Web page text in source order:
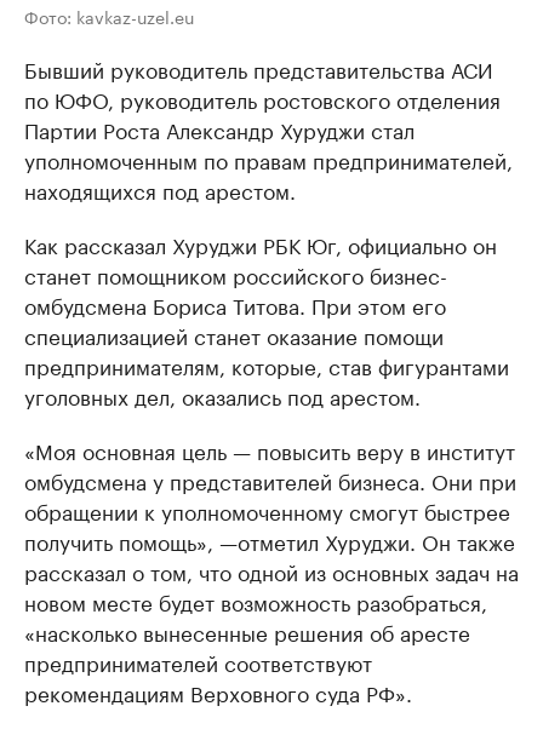
Фото: kavkaz-uzel.eu
Бывший руководитель представительства АСИ
по ЮФО, руководитель ростовского отделения
Партии Роста Александр Хуруджи стал
уполномоченным по правам предпринимателей,
находящихся под арестом.
Как рассказал Хуруджи РБК Юг, официально он
станет помощником российского бизнес-
омбудсмена Бориса Титова. При этом его
специализацией станет оказание помощи
предпринимателям, которые, став фигурантами
уголовных дел, оказались под арестом.
«Моя основная цель — повысить веру в институт
омбудсмена у представителей бизнеса. Они при
обращении к уполномоченному смогут быстрее
получить помощь», —отметил Хуруджи. Он также
рассказал о том, что одной из основных задач на
новом месте будет возможность разобраться,
«насколько вынесенные решения об аресте
предпринимателей соответствуют
рекомендациям Верховного суда РФ».